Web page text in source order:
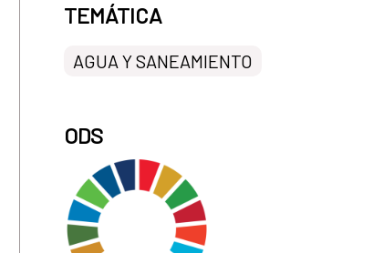
TEMÁTICA
AGUA Y SANEAMIENTO
ODS